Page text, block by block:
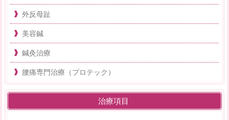
外反母趾
美容鍼
鍼灸治療
腰痛専門治療（プロテック）
治療項目